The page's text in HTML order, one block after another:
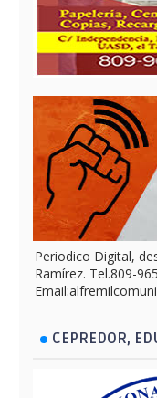
Periodico Digital,
Ramírez. Tel.809-
CEPREDOR,